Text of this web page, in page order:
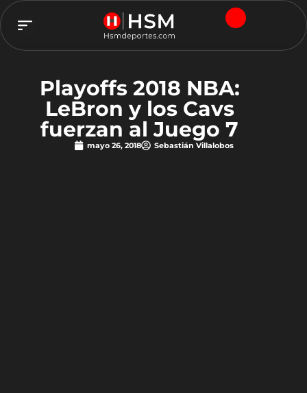
Playoffs 2018 NBA:
LeBron y los Cavs
fuerzan al Juego 7
mayo 26, 2018 Sebastián Villalobos